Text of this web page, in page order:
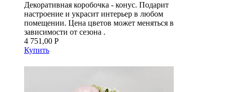
Декоративная коробочка - конус. Подарит
настроение и украсит интерьер в любом
помещении. Цена цветов может меняться в
зависимости от сезона .
4 751,00 Р
Купить